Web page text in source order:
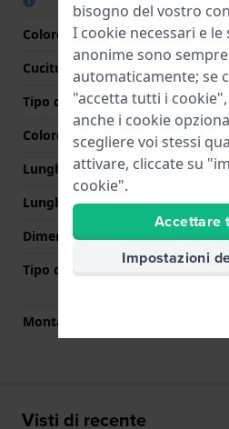
Colore cinturino
Cuciture a colori
Tipo di chiusura
Colore Chiusura
Lunghezza Parte Superiore
80
Lunghezza Parte Inferiore
Dimensione del cinturino
Tipo di montatura
Montatura dritta
Visti di recente
bisogno del vostro
I cookie necessari e
anonime sono
automaticamente; se
"accetta tutti i
anche i cookie
scegliere voi stessi
attivare, cliccate su
cookie".
Accettare
Impostazioni